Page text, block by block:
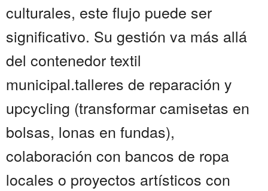
culturales, este flujo puede ser
significativo. Su gestión va más allá
del contenedor textil
municipal.talleres de reparación y
upcycling (transformar camisetas en
bolsas, lonas en fundas),
colaboración con bancos de ropa
locales o proyectos artísticos con